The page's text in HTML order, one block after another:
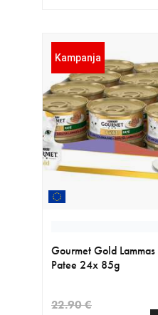
Kampanja
Gourmet Gold
Patee 24x 85g
22.90 €